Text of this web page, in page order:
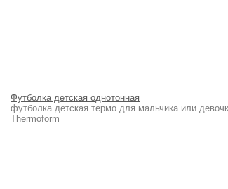
Футболка детская однотонная
футболка детская термо для мальчика или
Thermoform